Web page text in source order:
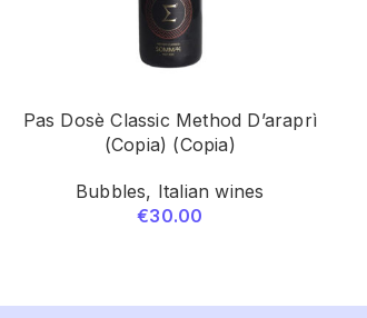
Pas Dosè Classic Method D’araprì
(Copia) (Copia)
Bubbles, Italian wines
€30.00